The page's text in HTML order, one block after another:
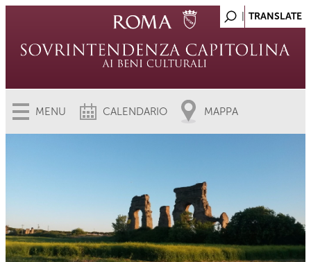
MENU CALENDARIO MAPPA